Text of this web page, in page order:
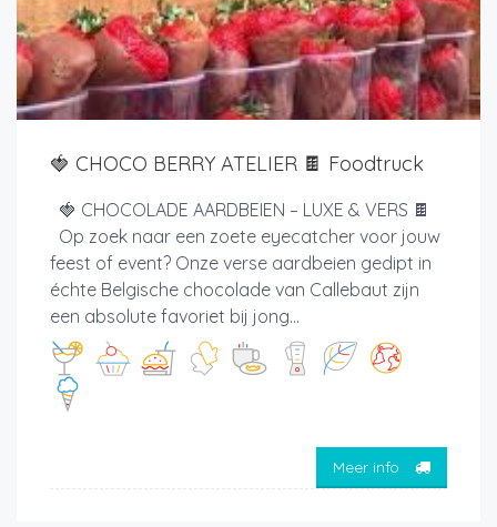
🍓 CHOCO BERRY ATELIER 🍫 Foodtruck
🍓 CHOCOLADE AARDBEIEN – LUXE & VERS 🍫
Op zoek naar een zoete eyecatcher voor jouw
feest of event? Onze verse aardbeien gedipt in
échte Belgische chocolade van Callebaut zijn
een absolute favoriet bij jong...
Meer info